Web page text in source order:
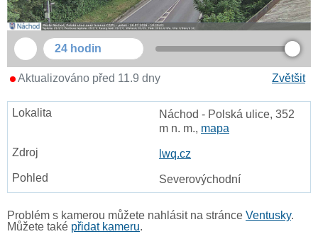
24 hodin
Zvětšit
Aktualizováno před 11.9 dny
Náchod - Polská ulice, 352
m n. m., mapa
lwq.cz
Severovýchodní
Problém s kamerou můžete nahlásit na stránce Ventusky.
Můžete také přidat kameru.